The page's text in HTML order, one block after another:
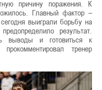
причину поражения. К
Главный фактор –
выиграли борьбу на
результат.
выводы и готовиться к
тренер